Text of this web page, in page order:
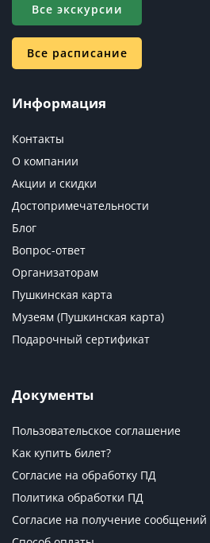
Все экскурсии
Все расписание
Информация
Контакты
О компании
Акции и скидки
Достопримечательности
Блог
Вопрос-ответ
Организаторам
Пушкинская карта
Музеям (Пушкинская карта)
Подарочный сертификат
Документы
Пользовательское соглашение
Как купить билет?
Согласие на обработку ПД
Политика обработки ПД
Согласие на получение сообщений